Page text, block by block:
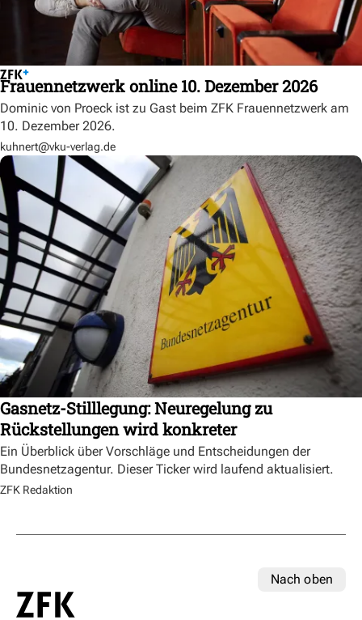
Frauennetzwerk online 10. Dezember 2026
Dominic von Proeck ist zu Gast beim ZFK Frauennetzwerk am
10. Dezember 2026.
kuhnert@vku-verlag.de
Gasnetz-Stilllegung: Neuregelung zu
Rückstellungen wird konkreter
Ein Überblick über Vorschläge und Entscheidungen der
Bundesnetzagentur. Dieser Ticker wird laufend aktualisiert.
ZFK Redaktion
Nach oben